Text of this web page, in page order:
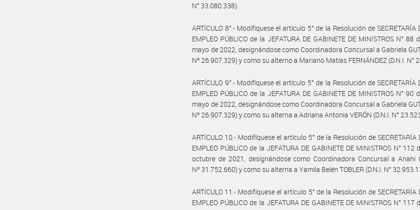
N° 33.080.338).
ARTÍCULO 8°.- Modifíquese el artículo 5° de la Resolución de SECRETARÍA
EMPLEO PÚBLICO de la JEFATURA DE GABINETE DE MINISTROS N° 88
mayo de 2022, designándose como Coordinadora Concursal a Gabriela
Nº 26.907.329) y como su alterno a Mariano Matías FERNÁNDEZ (D.N.I. N°
ARTÍCULO 9°.- Modifíquese el artículo 5° de la Resolución de SECRETARÍA
EMPLEO PÚBLICO de la JEFATURA DE GABINETE DE MINISTROS N° 90
mayo de 2022, designándose como Coordinadora Concursal a Gabriela
Nº 26.907.329) y como su alterna a Adriana Antonia VERÓN (D.N.I. N°
ARTÍCULO 10.- Modifíquese el artículo 5° de la Resolución de SECRETARÍA
EMPLEO PÚBLICO de la JEFATURA DE GABINETE DE MINISTROS N°
octubre de 2021, designándose como Coordinadora Concursal a Anahi
Nº 31.752.660) y como su alterna a Yamila Belén TOBLER (D.N.I. N°
ARTÍCULO 11.- Modifíquese el artículo 5° de la Resolución de SECRETARÍA
EMPLEO PÚBLICO de la JEFATURA DE GABINETE DE MINISTROS N°